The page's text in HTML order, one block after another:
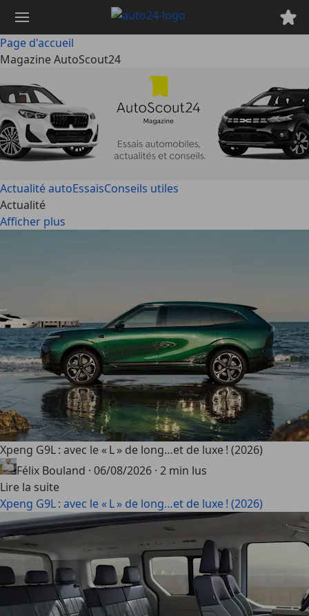
contenu
principal
Page d'accueil
Magazine AutoScout24
Actualité autoEssaisConseils utiles
Actualité
Afficher plus
Xpeng G9L : avec le « L » de long…et de luxe ! (2026)
Félix Bouland · 06/08/2026 · 2 min lus
Lire la suite
Xpeng G9L : avec le « L » de long…et de luxe ! (2026)